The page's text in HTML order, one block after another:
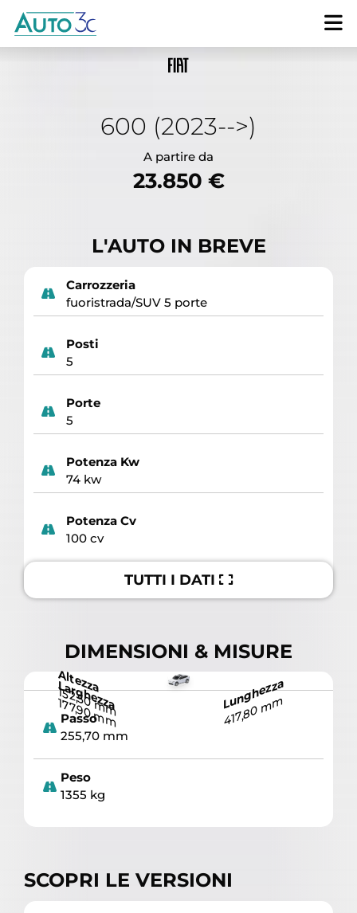
600 (2023-->)
A partire da
23.850 €
L'AUTO IN BREVE
Carrozzeria
fuoristrada/SUV 5 porte
Posti
5
Porte
5
Potenza Kw
74 kw
Potenza Cv
100 cv
TUTTI I DATI
DIMENSIONI & MISURE
Altezza
152,50 mm
Larghezza
177,90 mm
Lunghezza
417,80 mm
Passo
255,70 mm
Peso
1355 kg
SCOPRI LE VERSIONI